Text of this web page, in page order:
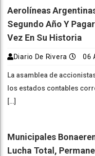
Aerolíneas
Segundo Año Y
Vez En Su Historia
Diario De Rivera 06
La asamblea de
los estados contables
[…]
Municipales
Lucha Total,